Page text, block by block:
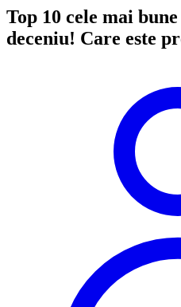
Top 10 cele mai
deceniu! Care este